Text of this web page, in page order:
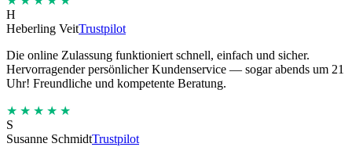
H
Heberling VeitTrustpilot
Die online Zulassung funktioniert schnell, einfach und sicher.
Hervorragender persönlicher Kundenservice — sogar abends um 21
Uhr! Freundliche und kompetente Beratung.
★★★★★
S
Susanne SchmidtTrustpilot